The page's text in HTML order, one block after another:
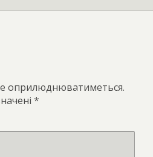
оприлюднюватиметься.
*